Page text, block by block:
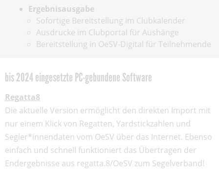
Ergebnisausgabe
Sofortige Bereitstellung im Clubkalender
Ausdrucke im Clubportal für Aushänge
Bereitstellung in OeSV-Digital für Teilnehmende
bis 2024 eingesetzte PC-gebundene Software
Regatta8
Die aktuelle Version ermöglicht den direkten Import mit
nur einem Klick von Regatten, Yardstickzahlen und
Segler*innendaten vom OeSV über das Internet. Ebenso
einfach und schnell funktioniert das Übertragen der
Endergebnisse aus regatta.8/OeSV zum Segelverband!